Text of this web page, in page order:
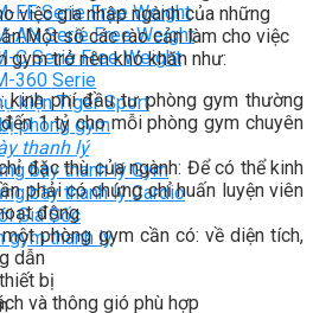
FF Serie Free Weight
AN Serie Free Weight
C Serie Free Weight
360 Serie
kiện Tiger Sport
phòng gym
thanh lý
bày thanh lý Gym
bày thanh lý Cardio
Giá Sốc
gym thanh lý
việc gia nhập ngành của những
số các rào cản làm cho việc
gym trở nên khó khăn như:
kinh phí đầu tư phòng gym thường
1 tỷ cho mỗi phòng gym chuyên
đặc thù của ngành: Để có thể kinh
phải có chứng chỉ huấn luyện viên
động
phòng gym cần có: về diện tích,
dẫn
bị
và thông gió phù hợp